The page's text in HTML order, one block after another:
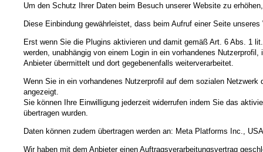
Um den Schutz Ihrer Daten beim Besuch unserer Website zu
Diese Einbindung gewährleistet, dass beim Aufruf einer Seite
Erst wenn Sie die Plugins aktivieren und damit gemäß Art. 6 Abs. 1
werden, unabhängig von einem Login in ein vorhandenes
Anbieter übermittelt und dort gegebenenfalls weiterverarbeitet.
Wenn Sie in ein vorhandenes Nutzerprofil auf dem sozialen
angezeigt.
Sie können Ihre Einwilligung jederzeit widerrufen indem Sie das
übertragen wurden.
Daten können zudem übertragen werden an: Meta Platforms Inc., USA
Wir haben mit dem Anbieter einen Auftragsverarbeitungsvertrag